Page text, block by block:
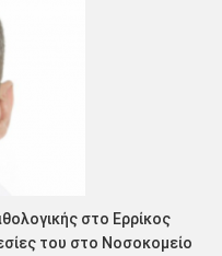
στο Ερρίκος
του στο Νοσοκομείο